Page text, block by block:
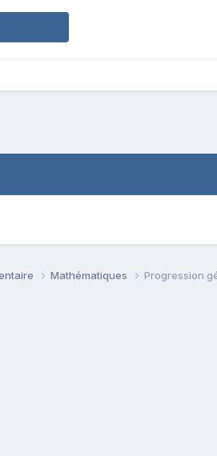
Mathématiques Progression